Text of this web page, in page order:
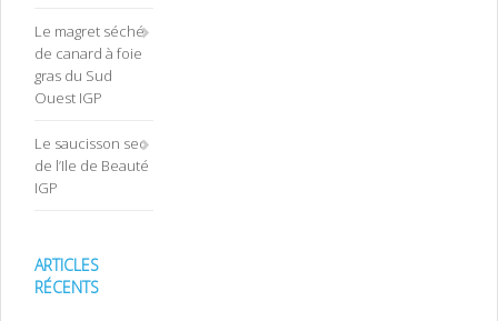
Le magret séché
de canard à foie
gras du Sud
Ouest IGP
Le saucisson sec
de l’Ile de Beauté
IGP
ARTICLES
RÉCENTS